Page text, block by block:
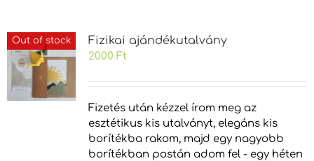
Out of stock Fizikai ajándékutalvány
2000 Ft
Fizetés után kézzel írom meg az
esztétikus kis utalványt, elegáns kis
borítékba rakom, majd egy nagyobb
borítékban postán adom fel - egy héten